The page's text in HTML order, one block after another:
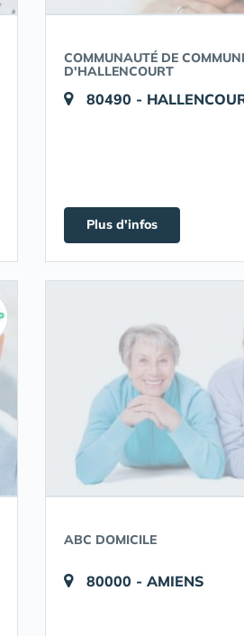
COMMUNAUTÉ DE
D'HALLENCOURT
80490 -
Plus d'infos
ABC DOMICILE
80000 - AMIENS